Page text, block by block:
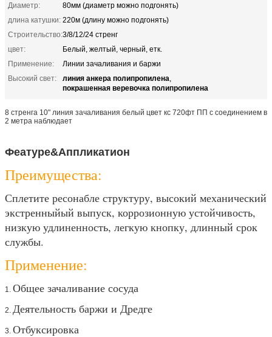
Диаметр:
80мм (диаметр можно подгонять)
длина катушки: 220м (длину можно подгонять)
Строительство:3/8/12/24 стренг
цвет:
Белый, желтый, черный, етк.
Применение:
Линии зачаливания и баржи
Высокий свет:
линия анкера полипропилена,
покрашенная веревочка полипропилена
8 стренга 10" линия зачаливания белый цвет кс 720фт ПП с соединением в
2 метра наблюдает
Феатуре&Аппликатион
Преимущества:
Сплетите ресонабле структуру, высокий механический
экстренныйый выпуск, коррозионную устойчивость,
низкую удлиненность, легкую кнопку, длинный срок
службы.
Применение:
1. Общее зачаливание сосуда
2. Деятельность баржи и Дредге
3. Отбуксировка